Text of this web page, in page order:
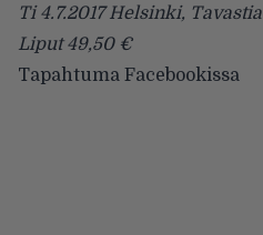
Ti 4.7.2017 Helsinki, Tavastia
Liput 49,50 €
Tapahtuma Facebookissa